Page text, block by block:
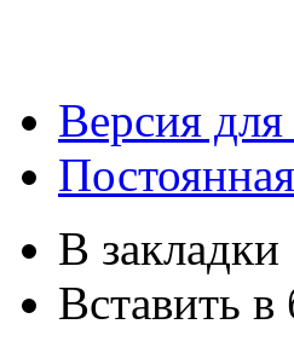
Версия для
В закладки
Вставить в